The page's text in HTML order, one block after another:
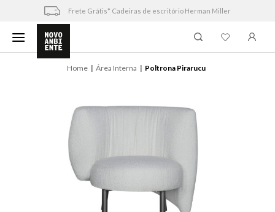
content
Frete Grátis* Cadeiras de escritório Herman Miller
Home Área Interna Poltrona Pirarucu